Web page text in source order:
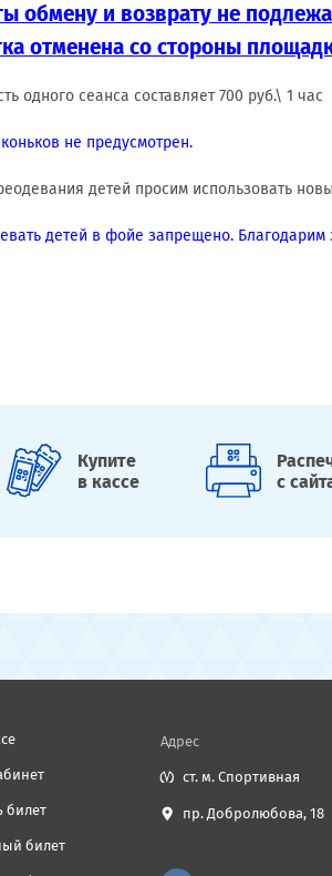
обмену и возврату не
отменена со стороны
одного сеанса составляет 700 руб.\ 1 час
не предусмотрен.
детей просим использовать
детей в фойе запрещено. Благодарим
Купите
в кассе
с
билет
билет
Адрес
ст. м. Спортивная
пр. Добролюбова, 18